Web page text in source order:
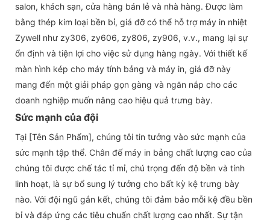
salon, khách sạn, cửa hàng bán lẻ và nhà hàng. Được làm
bằng thép kim loại bền bỉ, giá đỡ có thể hỗ trợ máy in nhiệt
Zywell như zy306, zy606, zy806, zy906, v.v., mang lại sự
ổn định và tiện lợi cho việc sử dụng hàng ngày. Với thiết kế
màn hình kép cho máy tính bảng và máy in, giá đỡ này
mang đến một giải pháp gọn gàng và ngăn nắp cho các
doanh nghiệp muốn nâng cao hiệu quả trưng bày.
Sức mạnh của đội
Tại [Tên Sản Phẩm], chúng tôi tin tưởng vào sức mạnh của
sức mạnh tập thể. Chân đế máy in bảng chất lượng cao của
chúng tôi được chế tác tỉ mỉ, chú trọng đến độ bền và tính
linh hoạt, là sự bổ sung lý tưởng cho bất kỳ kệ trưng bày
nào. Với đội ngũ gắn kết, chúng tôi đảm bảo mỗi kệ đều bền
bỉ và đáp ứng các tiêu chuẩn chất lượng cao nhất. Sự tận